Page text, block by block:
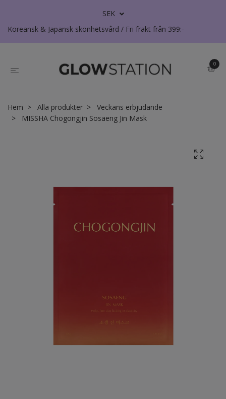
SEK
Koreansk & Japansk skönhetsvård / Fri frakt från 399:-
0
Hem Alla produkter
Veckans erbjudande
MISSHA Chogongjin Sosaeng Jin Mask